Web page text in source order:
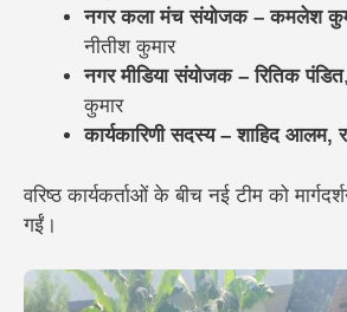
नगर कला मंच संयोजक – कमलेश
नीतीश कुमार
नगर मीडिया संयोजक – रितिक पंडित
कुमार
कार्यकारिणी सदस्य – शाहिद आलम,
वरिष्ठ कार्यकर्ताओं के बीच नई टीम को
गईं।